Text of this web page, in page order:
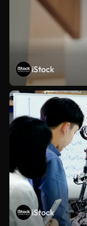
iStock
iStock